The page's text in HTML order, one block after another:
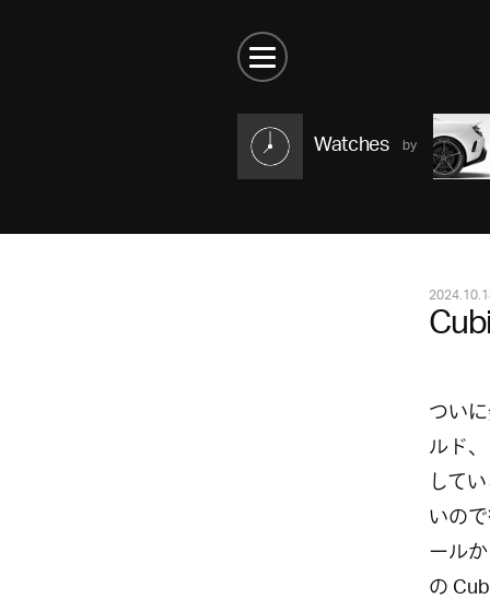
Watches
つい
ルド
して
いの
ール
の